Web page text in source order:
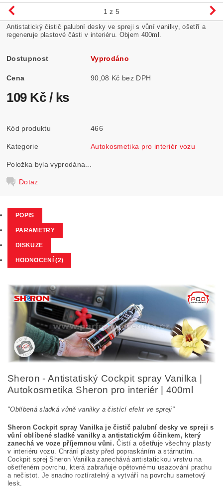
1 z 5
Antistatický čistič palubní desky ve spreji s vůní vanilky, ošetří a
regeneruje plastové části v interiéru. Objem 400ml.
Dostupnost Vyprodáno
Cena 90,08 Kč bez DPH
109 Kč / ks
Kód produktu 466
Kategorie Autokosmetika pro interiér vozu
Položka byla vyprodána...
Dotaz
POPIS
PARAMETRY
DISKUZE
HODNOCENÍ (2)
Sheron - Antistatiský Cockpit spray Vanilka |
Autokosmetika Sheron pro interiér | 400ml
"Oblíbená sladká vůně vanilky a čistící efekt ve spreji"
Sheron Cockpit spray Vanilka je čistič palubní desky ve spreji s
vůní oblíbené sladké vanilky a antistatickým účinkem, který
zanechá ve voze příjemnou vůni.Čistí a ošetřuje všechny plasty
v interiéru vozu. Chrání plasty před popraskáním a stárnutím.
Cockpit sprej Sheron Vanilka zanechává antistatickou vrstvu na
ošetřeném povrchu, která zabraňuje opětovnému usazování prachu
a nečistot. Je snadno roztíratelný a vytváří na povrchu sametový
lesk.